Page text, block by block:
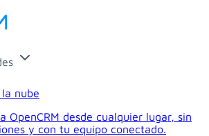
la nube
OpenCRM desde cualquier lugar, sin
y con tu equipo conectado.